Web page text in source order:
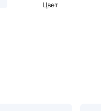
Цвет